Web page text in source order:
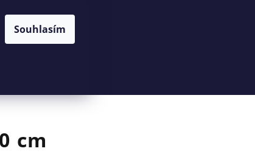
Souhlasím
cm